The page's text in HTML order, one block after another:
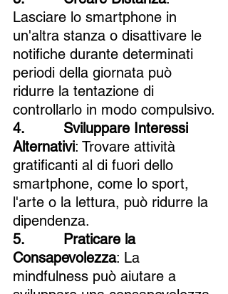
Lasciare lo smartphone in
un'altra stanza o disattivare le
notifiche durante determinati
periodi della giornata può
ridurre la tentazione di
controllarlo in modo compulsivo.
4.         Sviluppare Interessi
Alternativi: Trovare attività
gratificanti al di fuori dello
smartphone, come lo sport,
l'arte o la lettura, può ridurre la
dipendenza.
5.         Praticare la
Consapevolezza: La
mindfulness può aiutare a